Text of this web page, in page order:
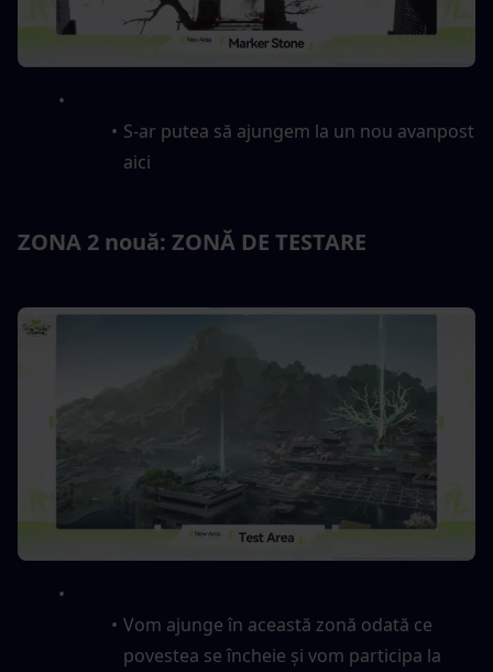
S-ar putea să ajungem la un nou avanpost
aici
ZONA 2 nouă: ZONĂ DE TESTARE
Vom ajunge în această zonă odată ce
povestea se încheie și vom participa la